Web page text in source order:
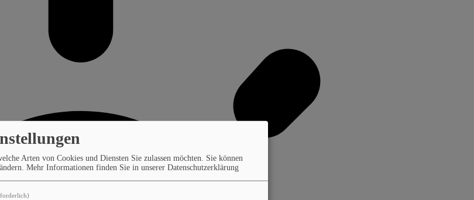
Arten von Cookies und Diensten Sie zulassen möchten. Sie können
Mehr Informationen finden Sie in unserer Datenschutzerklärung